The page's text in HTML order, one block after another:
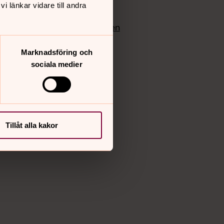
länkar vidare till andra
Marknadsföring och
sociala medier
Tillåt alla kakor
Instagram
Bloggportalen